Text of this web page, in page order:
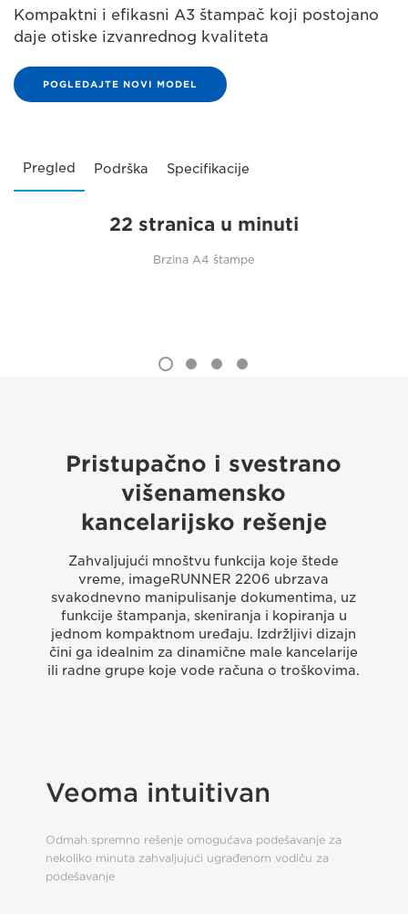
Kompaktni i efikasni A3 štampač koji postojano
daje otiske izvanrednog kvaliteta
POGLEDAJTE NOVI MODEL
Pregled Podrška Specifikacije
22 stranica u minuti
Brzina A4 štampe
Pristupačno i svestrano
višenamensko
kancelarijsko rešenje
Zahvaljujući mnoštvu funkcija koje štede
vreme, imageRUNNER 2206 ubrzava
svakodnevno manipulisanje dokumentima, uz
funkcije štampanja, skeniranja i kopiranja u
jednom kompaktnom uređaju. Izdržljivi dizajn
čini ga idealnim za dinamične male kancelarije
ili radne grupe koje vode računa o troškovima.
Veoma intuitivan
Odmah spremno rešenje omogućava podešavanje za
nekoliko minuta zahvaljujući ugrađenom vodiču za
podešavanje